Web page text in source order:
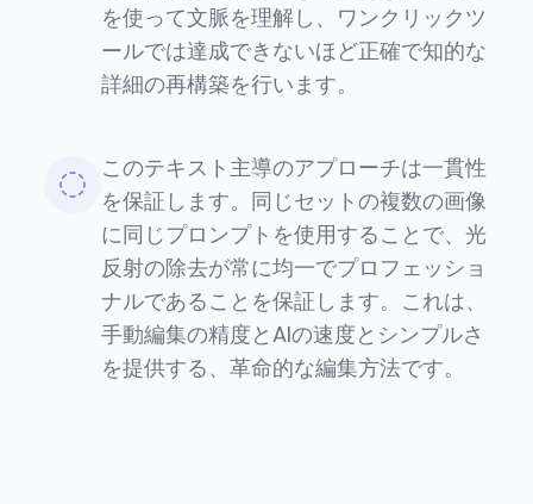
を使って文脈を理解し、ワンクリックツ
ールでは達成できないほど正確で知的な
詳細の再構築を行います。
このテキスト主導のアプローチは一貫性
を保証します。同じセットの複数の画像
に同じプロンプトを使用することで、光
反射の除去が常に均一でプロフェッショ
ナルであることを保証します。これは、
手動編集の精度とAIの速度とシンプルさ
を提供する、革命的な編集方法です。